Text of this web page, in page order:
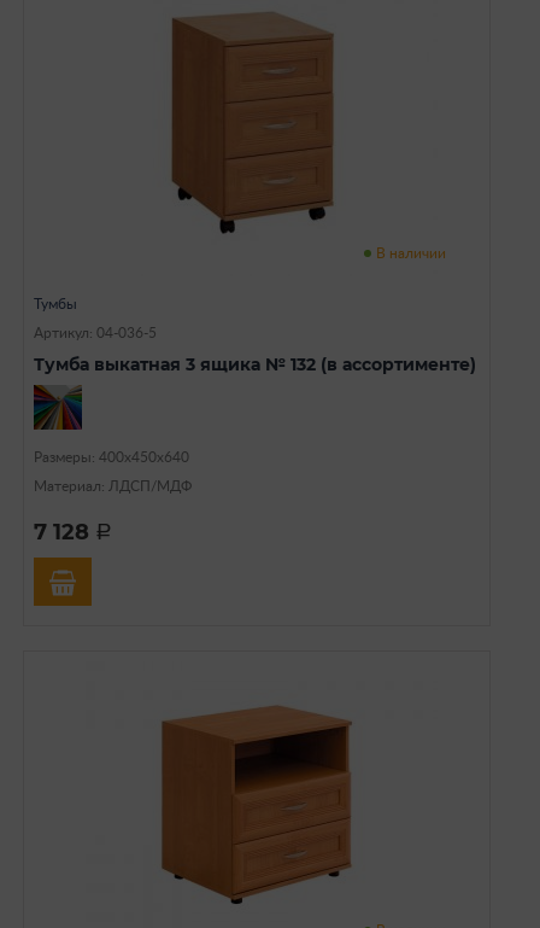
В наличии
Тумбы
Артикул: 04-036-5
Тумба выкатная 3 ящика № 132 (в ассортименте)
Размеры: 400х450х640
Материал: ЛДСП/МДФ
7 128 a